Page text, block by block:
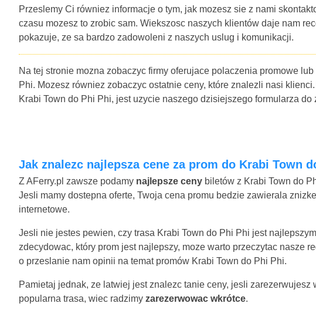
Przeslemy Ci równiez informacje o tym, jak mozesz sie z nami
czasu mozesz to zrobic sam. Wiekszosc naszych klientów daje nam
pokazuje, ze sa bardzo zadowoleni z naszych uslug i komunikacji.
Na tej stronie mozna zobaczyc firmy oferujace polaczenia promowe
Phi. Mozesz równiez zobaczyc ostatnie ceny, które znalezli nasi
Krabi Town do Phi Phi, jest uzycie naszego dzisiejszego formularza
Jak znalezc najlepsza cene za prom do Krabi Town
Z AFerry.pl zawsze podamy najlepsze ceny biletów z Krabi Town do
Jesli mamy dostepna oferte, Twoja cena promu bedzie zawierala
internetowe.
Jesli nie jestes pewien, czy trasa Krabi Town do Phi Phi jest
zdecydowac, który prom jest najlepszy, moze warto przeczytac nasze
o przeslanie nam opinii na temat promów Krabi Town do Phi Phi.
Pamietaj jednak, ze latwiej jest znalezc tanie ceny, jesli
popularna trasa, wiec radzimy zarezerwowac wkrótce.